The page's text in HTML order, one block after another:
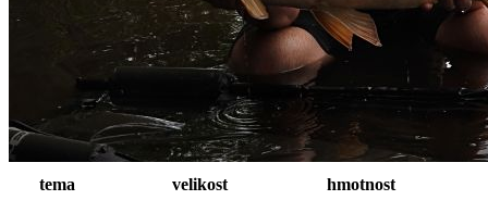
tema velikost
hmotnost